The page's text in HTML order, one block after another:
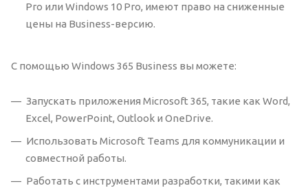
Pro или Windows 10 Pro, имеют право на сниженные
цены на Business-версию.
С помощью Windows 365 Business вы можете:
Запускать приложения Microsoft 365, такие как Word,
Excel, PowerPoint, Outlook и OneDrive.
Использовать Microsoft Teams для коммуникации и
совместной работы.
Работать с инструментами разработки, такими как